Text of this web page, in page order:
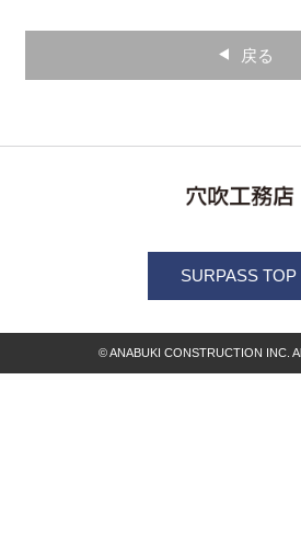
戻る
SURPASS TOP
© ANABUKI CONSTRUCTION INC.